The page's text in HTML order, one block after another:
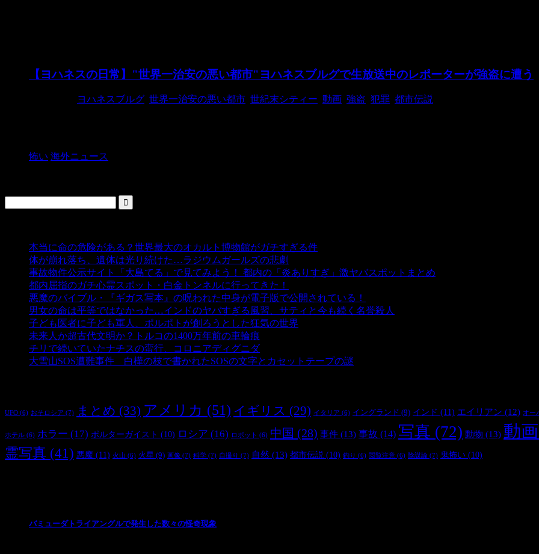
【ヨハネスの日常】"世界一治安の悪い都市"ヨハネスブルグで生放送中のレポーターが強盗に遭う
ヨハネスブルグ 世界一治安の悪い都市 世紀末シティー 動画 強盗 犯罪 都市伝説
怖い 海外ニュース
本当に命の危険がある？世界最大のオカルト博物館がガチすぎる件
体が崩れ落ち、遺体は光り続けた…ラジウムガールズの悲劇
事故物件公示サイト「大島てる」で見てみよう！ 都内の「炎ありすぎ」激ヤバスポットまとめ
都内屈指のガチ心霊スポット・白金トンネルに行ってきた！
悪魔のバイブル・『ギガス写本』の呪われた中身が電子版で公開されている！
男女の命は平等ではなかった…インドのヤバすぎる風習、サティと今も続く名誉殺人
子ども医者に子ども軍人、ポルポトが創ろうとした狂気の世界
未来人か超古代文明か？トルコの1400万年前の車輪痕
チリで続いていたナチスの蛮行、コロニアディグニダ- 2,907 ビュー
大雪山SOS遭難事件 白樺の枝で書かれたSOSの文字とカセットテープの謎
UFO (6) おそロシア (7) まとめ (33) アメリカ (51) イギリス (29) イタリア (6) イングランド (9) インド (11) エイリアン (12) オー
ホテル (6) ホラー (17) ポルターガイスト (10) ロシア (16) ロボット (6) 中国 (28) 事件 (13) 事故 (14) 写真 (72) 動物 (13) 動画
霊写真 (41) 悪魔 (11) 火山 (6) 火星 (9) 画像 (7) 科学 (7) 自撮り (7) 自然 (13) 都市伝説 (10) 釣り (6) 閲覧注意 (6) 陰謀論 (7) 鬼怖い (10)
バミューダトライアングルで発生した数々の怪奇現象